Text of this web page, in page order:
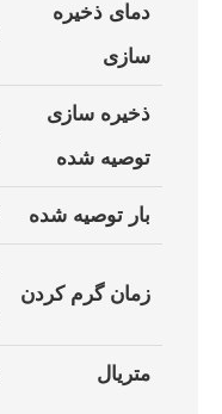
دمای ذخیره
سازی
ذخیره سازی
توصیه شده
بار توصیه شده
زمان گرم کردن
متریال